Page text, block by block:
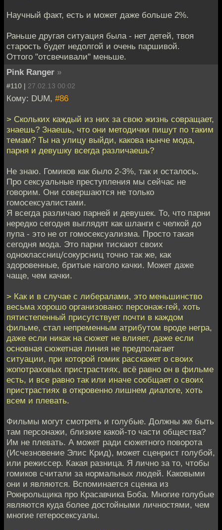
Научный факт, есть и может даже больше 2%.
Раньше другая ситуация была - нет детей, твоя
старость будет недолгой и очень паршивой.
Оттого "отсвечивали" меньше.
Pink Ranger »
#110 | 27.02.13 00:02
Кому: DUM, #86
> Скольких каждый из них за свою жизнь совращает,
знаешь? Знаешь, что они методички пишут по таким
темам? Ты на улицу выйди, какова нынче мода,
парня и девушку всегда различаешь?
Не знаю. Гомиков как было 2-3%, так и осталось.
Про сексуальные преступления мы сейчас не
говорим. Они совершаются не только
гомосексуалистами.
Я всегда различаю парней и девушек. То, что парни
нередко сегодня выглядят как шланги с челкой до
пупа - это не от гомосексуализма. Просто такая
сегодня мода. Это парни тискают своих
одноклассниц/сокурсниц точно так же, как
здоровенные, бритые наголо качки. Может даже
чаще, чем качки.
> Как и в случае с либералами, это меньшинство
весьма хорошо организовано: персонаж-гей, хоть
пятистепенный присутствует почти в каждом
фильме, стал непременным атрибутом вроде негра,
даже если никак на сюжет не влияет, даже если
основная сюжетная линия не предполагает
ситуации, при которой гомик расскажет о своих
жопотраховых пристрастиях, всё равно он в фильме
есть, и все равно так или иначе сообщает о своих
пристрастиях в откровенно лишнем диалоге, хоть
всем и плевать.
Фильмы могут смотреть и голубые. Должны же быть
там персонажи, близкие какой-то части общества?
Им не плевать. А может ради сюжетного поворота
(Исчезновение Элис Крид), может сценрист голубой,
или режиссер. Какая разница. Я лично за то, чтобы
гомиков считали за нормальных людей. Каковыми
они и являются. Вспоминается сценка из
Рокнрольщика про Красавчика Боба. Многие голубые
являются куда более достойными личностями, чем
многие гетеросексуалы.